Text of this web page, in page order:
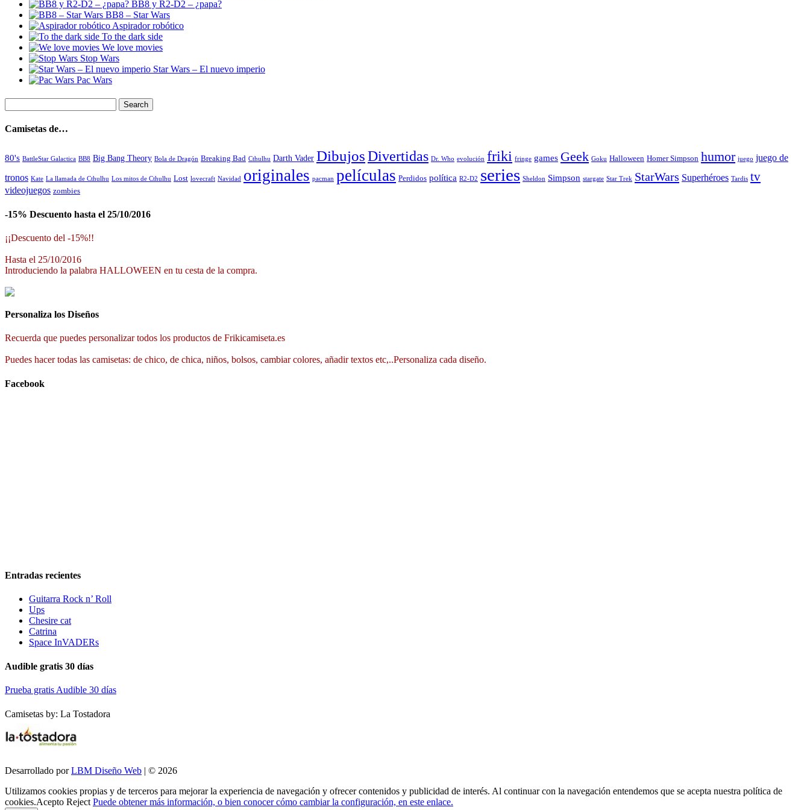
BB8 y R2-D2 – ¿papa?
BB8 – Star Wars
Aspirador robótico
To the dark side
We love movies
Stop Wars
Star Wars – El nuevo imperio
Pac Wars
Camisetas de…
80's BattleStar Galactica BB8 Big Bang Theory Bola de Dragón Breaking Bad Cthulhu Darth Vader DibujosDivertidas Dr. Who evolución friki fringe games Geek Goku Halloween Homer Simpson humor juego juego de
tronos Kate La llamada de Cthulhu Los mitos de Cthulhu Lost lovecraft Navidad originales pacman películas Perdidos política R2-D2 series Sheldon Simpson stargate Star Trek StarWars Superhéroes Tardis tv
videojuegos zombies
-15% Descuento hasta el 25/10/2016
¡¡Descuento del -15%!!
Hasta el 25/10/2016
Introduciendo la palabra HALLOWEEN en tu cesta de la compra.
Personaliza los Diseños
Recuerda que puedes personalizar todos los productos de Frikicamiseta.es
Puedes hacer todas las camisetas: de chico, de chica, niños, bolsos, cambiar colores, añadir textos etc,..Personaliza cada diseño.
Facebook
Entradas recientes
Guitarra Rock n’ Roll
Ups
Chesire cat
Catrina
Space InVADERs
Audible gratis 30 días
Prueba gratis Audible 30 días
Camisetas by: La Tostadora
Desarrollado porLBM Diseño Web | © 2026
Utilizamos cookies propias y de terceros para mejorar la experiencia de navegación y ofrecer contenidos y publicidad de interés. Al continuar con la navegación entendemos que se acepta nuestra política de
cookies.Acepto Reject Puede obtener más información, o bien conocer cómo cambiar la configuración, en este enlace.